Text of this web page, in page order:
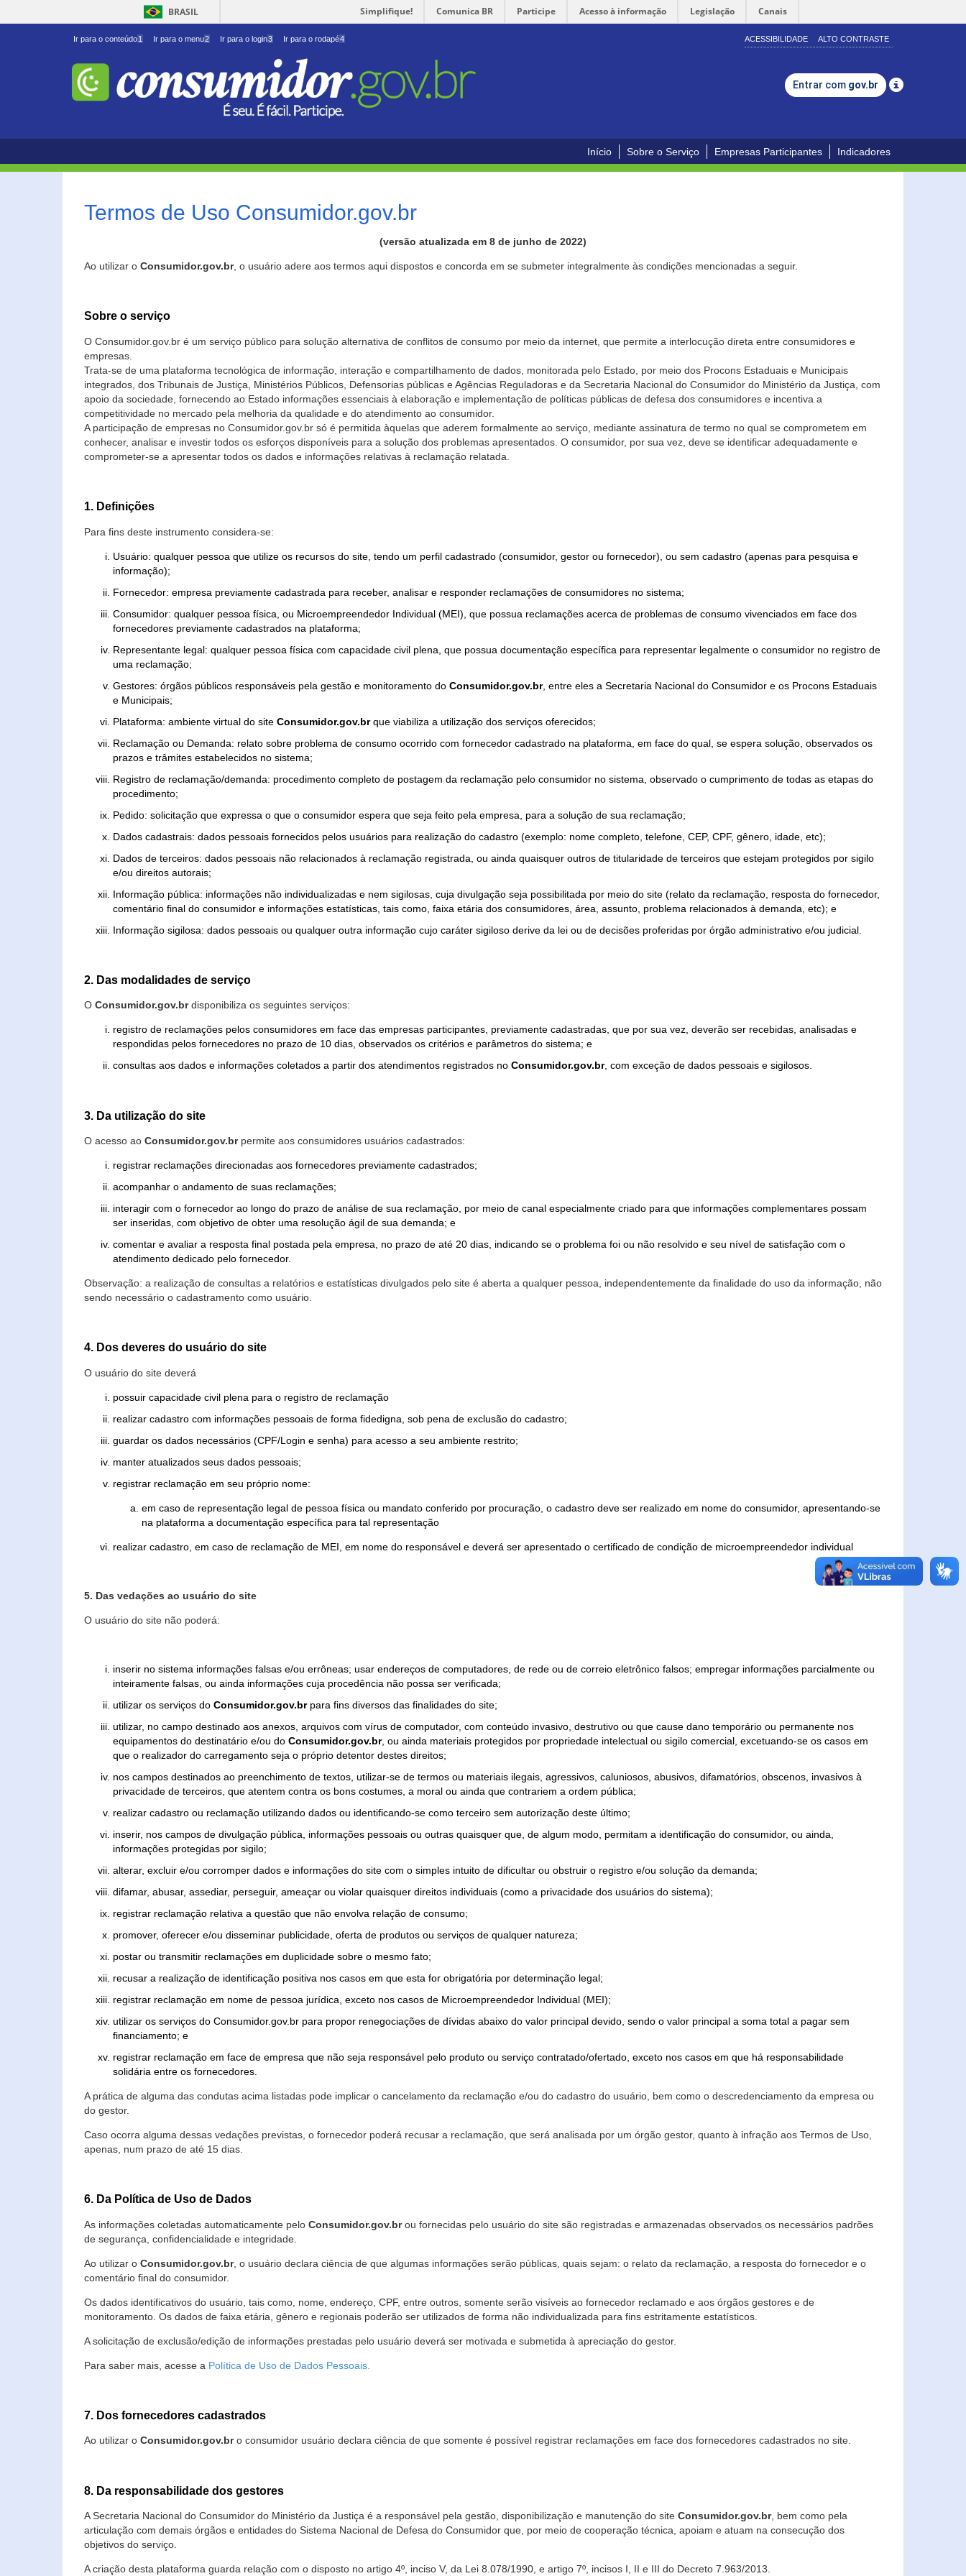
BRASIL Simplifique! Comunica BR Participe Acesso à informação Legislação Canais
Ir para o conteúdo1 Ir para o menu2 Ir para o login3 Ir para o rodapé4 ACESSIBILIDADE ALTO CONTRASTE
Entrar com gov.br
Início Sobre o Serviço Empresas Participantes Indicadores
Termos de Uso Consumidor.gov.br
(versão atualizada em 8 de junho de 2022)
Ao utilizar o Consumidor.gov.br, o usuário adere aos termos aqui dispostos e concorda em se submeter integralmente às condições mencionadas a seguir.
Sobre o serviço
O Consumidor.gov.br é um serviço público para solução alternativa de conflitos de consumo por meio da internet, que permite a interlocução direta entre consumidores e
empresas.
Trata-se de uma plataforma tecnológica de informação, interação e compartilhamento de dados, monitorada pelo Estado, por meio dos Procons Estaduais e Municipais
integrados, dos Tribunais de Justiça, Ministérios Públicos, Defensorias públicas e Agências Reguladoras e da Secretaria Nacional do Consumidor do Ministério da Justiça, com
apoio da sociedade, fornecendo ao Estado informações essenciais à elaboração e implementação de políticas públicas de defesa dos consumidores e incentiva a
competitividade no mercado pela melhoria da qualidade e do atendimento ao consumidor.
A participação de empresas no Consumidor.gov.br só é permitida àquelas que aderem formalmente ao serviço, mediante assinatura de termo no qual se comprometem em
conhecer, analisar e investir todos os esforços disponíveis para a solução dos problemas apresentados. O consumidor, por sua vez, deve se identificar adequadamente e
comprometer-se a apresentar todos os dados e informações relativas à reclamação relatada.
1. Definições
Para fins deste instrumento considera-se:
Usuário: qualquer pessoa que utilize os recursos do site, tendo um perfil cadastrado (consumidor, gestor ou fornecedor), ou sem cadastro (apenas para pesquisa e
informação);
Fornecedor: empresa previamente cadastrada para receber, analisar e responder reclamações de consumidores no sistema;
Consumidor: qualquer pessoa física, ou Microempreendedor Individual (MEI), que possua reclamações acerca de problemas de consumo vivenciados em face dos
fornecedores previamente cadastrados na plataforma;
Representante legal: qualquer pessoa física com capacidade civil plena, que possua documentação específica para representar legalmente o consumidor no registro de
uma reclamação;
Gestores: órgãos públicos responsáveis pela gestão e monitoramento do Consumidor.gov.br, entre eles a Secretaria Nacional do Consumidor e os Procons Estaduais
e Municipais;
Plataforma: ambiente virtual do site Consumidor.gov.brque viabiliza a utilização dos serviços oferecidos;
Reclamação ou Demanda: relato sobre problema de consumo ocorrido com fornecedor cadastrado na plataforma, em face do qual, se espera solução, observados os
prazos e trâmites estabelecidos no sistema;
Registro de reclamação/demanda: procedimento completo de postagem da reclamação pelo consumidor no sistema, observado o cumprimento de todas as etapas do
procedimento;
Pedido: solicitação que expressa o que o consumidor espera que seja feito pela empresa, para a solução de sua reclamação;
Dados cadastrais: dados pessoais fornecidos pelos usuários para realização do cadastro (exemplo: nome completo, telefone, CEP, CPF, gênero, idade, etc);
Dados de terceiros: dados pessoais não relacionados à reclamação registrada, ou ainda quaisquer outros de titularidade de terceiros que estejam protegidos por sigilo
e/ou direitos autorais;
Informação pública: informações não individualizadas e nem sigilosas, cuja divulgação seja possibilitada por meio do site (relato da reclamação, resposta do fornecedor,
comentário final do consumidor e informações estatísticas, tais como, faixa etária dos consumidores, área, assunto, problema relacionados à demanda, etc); e
Informação sigilosa: dados pessoais ou qualquer outra informação cujo caráter sigiloso derive da lei ou de decisões proferidas por órgão administrativo e/ou judicial.
2. Das modalidades de serviço
O Consumidor.gov.brdisponibiliza os seguintes serviços:
registro de reclamações pelos consumidores em face das empresas participantes, previamente cadastradas, que por sua vez, deverão ser recebidas, analisadas e
respondidas pelos fornecedores no prazo de 10 dias, observados os critérios e parâmetros do sistema; e
consultas aos dados e informações coletados a partir dos atendimentos registrados no Consumidor.gov.br, com exceção de dados pessoais e sigilosos.
3. Da utilização do site
O acesso ao Consumidor.gov.brpermite aos consumidores usuários cadastrados:
registrar reclamações direcionadas aos fornecedores previamente cadastrados;
acompanhar o andamento de suas reclamações;
interagir com o fornecedor ao longo do prazo de análise de sua reclamação, por meio de canal especialmente criado para que informações complementares possam
ser inseridas, com objetivo de obter uma resolução ágil de sua demanda; e
comentar e avaliar a resposta final postada pela empresa, no prazo de até 20 dias, indicando se o problema foi ou não resolvido e seu nível de satisfação com o
atendimento dedicado pelo fornecedor.
Observação: a realização de consultas a relatórios e estatísticas divulgados pelo site é aberta a qualquer pessoa, independentemente da finalidade do uso da informação, não
sendo necessário o cadastramento como usuário.
4. Dos deveres do usuário do site
O usuário do site deverá
possuir capacidade civil plena para o registro de reclamação
realizar cadastro com informações pessoais de forma fidedigna, sob pena de exclusão do cadastro;
guardar os dados necessários (CPF/Login e senha) para acesso a seu ambiente restrito;
manter atualizados seus dados pessoais;
registrar reclamação em seu próprio nome:
em caso de representação legal de pessoa física ou mandato conferido por procuração, o cadastro deve ser realizado em nome do consumidor, apresentando-se
na plataforma a documentação específica para tal representação
realizar cadastro, em caso de reclamação de MEI, em nome do responsável e deverá ser apresentado o certificado de condição de microempreendedor individual
5. Das vedações ao usuário do site
O usuário do site não poderá:
inserir no sistema informações falsas e/ou errôneas; usar endereços de computadores, de rede ou de correio eletrônico falsos; empregar informações parcialmente ou
inteiramente falsas, ou ainda informações cuja procedência não possa ser verificada;
utilizar os serviços do Consumidor.gov.brpara fins diversos das finalidades do site;
utilizar, no campo destinado aos anexos, arquivos com vírus de computador, com conteúdo invasivo, destrutivo ou que cause dano temporário ou permanente nos
equipamentos do destinatário e/ou do Consumidor.gov.br, ou ainda materiais protegidos por propriedade intelectual ou sigilo comercial, excetuando-se os casos em
que o realizador do carregamento seja o próprio detentor destes direitos;
nos campos destinados ao preenchimento de textos, utilizar-se de termos ou materiais ilegais, agressivos, caluniosos, abusivos, difamatórios, obscenos, invasivos à
privacidade de terceiros, que atentem contra os bons costumes, a moral ou ainda que contrariem a ordem pública;
realizar cadastro ou reclamação utilizando dados ou identificando-se como terceiro sem autorização deste último;
inserir, nos campos de divulgação pública, informações pessoais ou outras quaisquer que, de algum modo, permitam a identificação do consumidor, ou ainda,
informações protegidas por sigilo;
alterar, excluir e/ou corromper dados e informações do site com o simples intuito de dificultar ou obstruir o registro e/ou solução da demanda;
difamar, abusar, assediar, perseguir, ameaçar ou violar quaisquer direitos individuais (como a privacidade dos usuários do sistema);
registrar reclamação relativa a questão que não envolva relação de consumo;
promover, oferecer e/ou disseminar publicidade, oferta de produtos ou serviços de qualquer natureza;
postar ou transmitir reclamações em duplicidade sobre o mesmo fato;
recusar a realização de identificação positiva nos casos em que esta for obrigatória por determinação legal;
registrar reclamação em nome de pessoa jurídica, exceto nos casos de Microempreendedor Individual (MEI);
utilizar os serviços do Consumidor.gov.br para propor renegociações de dívidas abaixo do valor principal devido, sendo o valor principal a soma total a pagar sem
financiamento; e
registrar reclamação em face de empresa que não seja responsável pelo produto ou serviço contratado/ofertado, exceto nos casos em que há responsabilidade
solidária entre os fornecedores.
A prática de alguma das condutas acima listadas pode implicar o cancelamento da reclamação e/ou do cadastro do usuário, bem como o descredenciamento da empresa ou
do gestor.
Caso ocorra alguma dessas vedações previstas, o fornecedor poderá recusar a reclamação, que será analisada por um órgão gestor, quanto à infração aos Termos de Uso,
apenas, num prazo de até 15 dias.
6. Da Política de Uso de Dados
As informações coletadas automaticamente pelo Consumidor.gov.brou fornecidas pelo usuário do site são registradas e armazenadas observados os necessários padrões
de segurança, confidencialidade e integridade.
Ao utilizar o Consumidor.gov.br, o usuário declara ciência de que algumas informações serão públicas, quais sejam: o relato da reclamação, a resposta do fornecedor e o
comentário final do consumidor.
Os dados identificativos do usuário, tais como, nome, endereço, CPF, entre outros, somente serão visíveis ao fornecedor reclamado e aos órgãos gestores e de
monitoramento. Os dados de faixa etária, gênero e regionais poderão ser utilizados de forma não individualizada para fins estritamente estatísticos.
A solicitação de exclusão/edição de informações prestadas pelo usuário deverá ser motivada e submetida à apreciação do gestor.
Para saber mais, acesse a Política de Uso de Dados Pessoais.
7. Dos fornecedores cadastrados
Ao utilizar o Consumidor.gov.bro consumidor usuário declara ciência de que somente é possível registrar reclamações em face dos fornecedores cadastrados no site.
8. Da responsabilidade dos gestores
A Secretaria Nacional do Consumidor do Ministério da Justiça é a responsável pela gestão, disponibilização e manutenção do site Consumidor.gov.br, bem como pela
articulação com demais órgãos e entidades do Sistema Nacional de Defesa do Consumidor que, por meio de cooperação técnica, apoiam e atuam na consecução dos
objetivos do serviço.
A criação desta plataforma guarda relação com o disposto no artigo 4º, inciso V, da Lei 8.078/1990, e artigo 7º, incisos I, II e III do Decreto 7.963/2013.